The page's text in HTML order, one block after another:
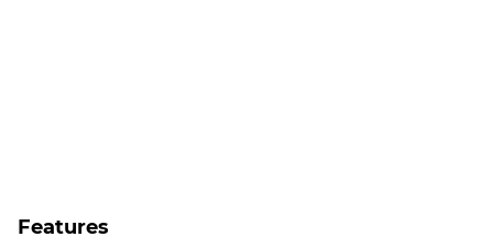
Features